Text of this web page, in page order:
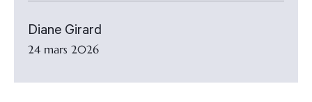
Diane Girard
24 mars 2026